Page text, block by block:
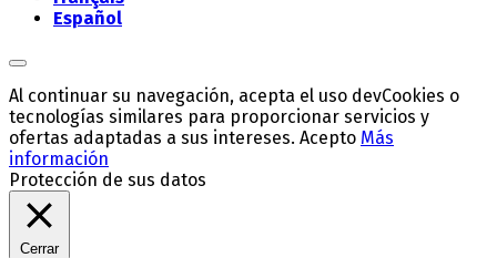
Español
Al continuar su navegación, acepta el uso devCookies o
tecnologías similares para proporcionar servicios y
ofertas adaptadas a sus intereses. Acepto Más
información
Protección de sus datos
Cerrar